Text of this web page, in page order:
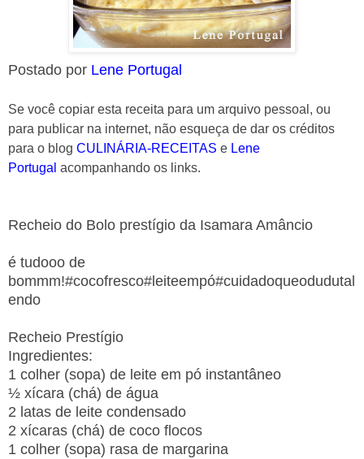
Postado por Lene Portugal
Se você copiar esta receita para um arquivo pessoal, ou
para publicar na internet, não esqueça de dar os créditos
para o blog CULINÁRIA-RECEITAS e Lene
Portugal acompanhando os links.
Recheio do Bolo prestígio da Isamara Amâncio
é tudooo de
bommm!#cocofresco#leiteempó#cuidadoqueodudutal
endo
Recheio Prestígio
Ingredientes:
1 colher (sopa) de leite em pó instantâneo
½ xícara (chá) de água
2 latas de leite condensado
2 xícaras (chá) de coco flocos
1 colher (sopa) rasa de margarina